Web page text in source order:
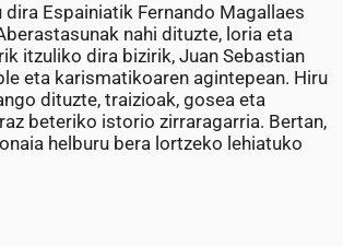
Espainiatik Fernando Magallaes
nahi dituzte, loria eta
itzuliko dira bizirik, Juan Sebastian
eta karismatikoaren agintepean. Hiru
dituzte, traizioak, gosea eta
beteriko istorio zirraragarria. Bertan,
helburu bera lortzeko lehiatuko